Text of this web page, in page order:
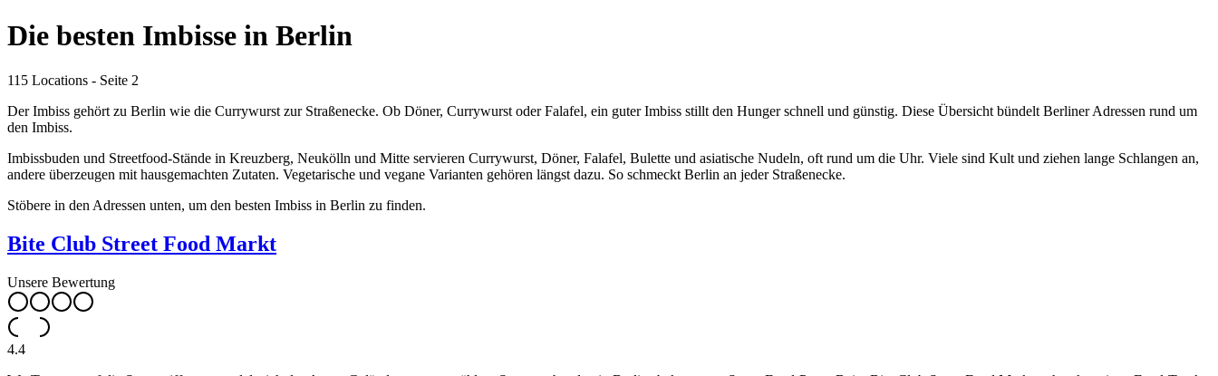
Die besten Imbisse in Berlin
115 Locations - Seite 2
Der Imbiss gehört zu Berlin wie die Currywurst zur Straßenecke. Ob Döner, Currywurst oder Falafel, ein guter Imbiss stillt den Hunger schnell und günstig. Diese Übersicht bündelt Berliner Adressen rund um
den Imbiss.
Imbissbuden und Streetfood-Stände in Kreuzberg, Neukölln und Mitte servieren Currywurst, Döner, Falafel, Bulette und asiatische Nudeln, oft rund um die Uhr. Viele sind Kult und ziehen lange Schlangen an,
andere überzeugen mit hausgemachten Zutaten. Vegetarische und vegane Varianten gehören längst dazu. So schmeckt Berlin an jeder Straßenecke.
Stöbere in den Adressen unten, um den besten Imbiss in Berlin zu finden.
Bite Club Street Food Markt
Unsere Bewertung
4.4